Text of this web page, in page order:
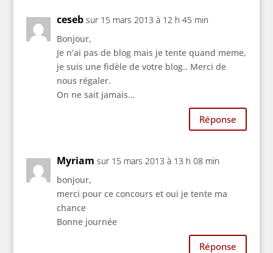
ceseb sur 15 mars 2013 à 12 h 45 min
Bonjour,
Je n’ai pas de blog mais je tente quand meme,
je suis une fidèle de votre blog.. Merci de
nous régaler.
On ne sait jamais…
Réponse
Myriam sur 15 mars 2013 à 13 h 08 min
bonjour,
merci pour ce concours et oui je tente ma
chance
Bonne journée
Réponse